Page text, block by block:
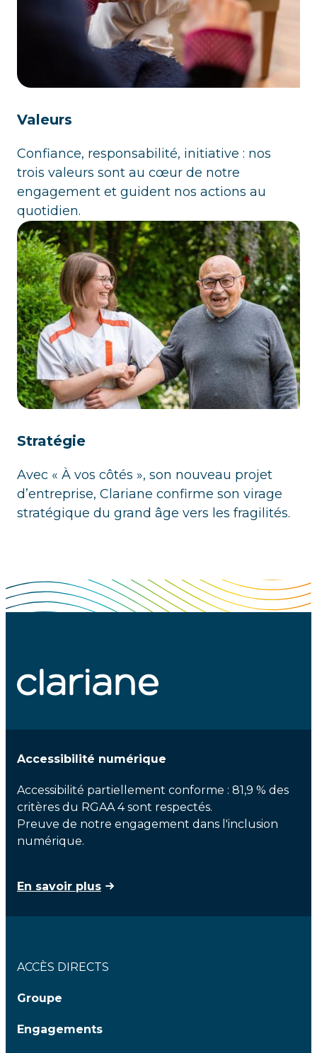
Valeurs
Confiance, responsabilité, initiative : nos
trois valeurs sont au cœur de notre
engagement et guident nos actions au
quotidien.
Stratégie
Avec « À vos côtés », son nouveau projet
d’entreprise, Clariane confirme son virage
stratégique du grand âge vers les fragilités.
Accessibilité numérique
Accessibilité partiellement conforme : 81,9 % des
critères du RGAA 4 sont respectés.
Preuve de notre engagement dans l'inclusion
numérique.
En savoir plus
ACCÈS DIRECTS
Groupe
Engagements